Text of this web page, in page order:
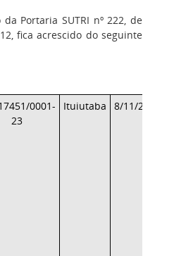
Portaria SUTRI nº 222, de
fica acrescido do seguinte
0001-
23
Ituiutaba 8/11/2013